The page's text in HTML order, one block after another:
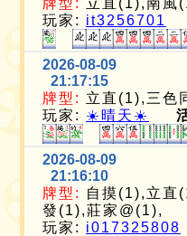
玩家: it3256701
2026-08-09
21:17:15
牌型: 立直(1),三色
玩家: ☀️晴天☀️ 活
2026-08-09
21:16:10
牌型:
自摸(1),立直
發(1),莊家@(1),
玩家: i017325808